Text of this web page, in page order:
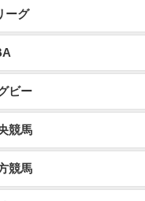
ーグ
ビー
競馬
競馬